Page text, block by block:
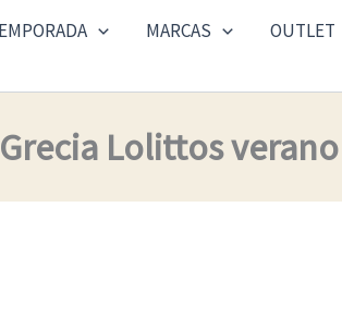
MARCAS
OUTLET
Lolittos verano